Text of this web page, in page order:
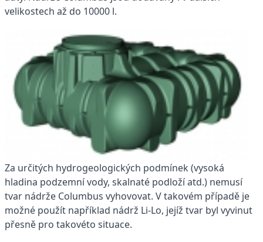
velikostech až do 10000 l.
Za určitých hydrogeologických podmínek (vysoká
hladina podzemní vody, skalnaté podloží atd.) nemusí
tvar nádrže Columbus vyhovovat. V takovém případě je
možné použít například nádrž Li-Lo, jejíž tvar byl vyvinut
přesně pro takovéto situace.